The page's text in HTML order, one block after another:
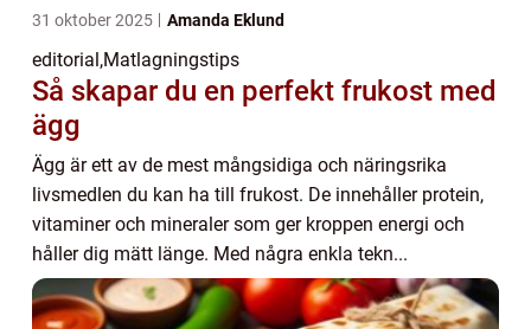
31 oktober 2025 Amanda Eklund
editorial,Matlagningstips
Så skapar du en perfekt frukost med
ägg
Ägg är ett av de mest mångsidiga och näringsrika
livsmedlen du kan ha till frukost. De innehåller protein,
vitaminer och mineraler som ger kroppen energi och
håller dig mätt länge. Med några enkla tekn...